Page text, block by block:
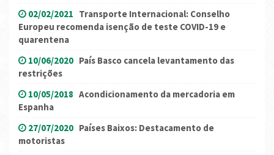
02/02/2021 Transporte Internacional: Conselho
Europeu recomenda isenção de teste COVID-19 e
quarentena
10/06/2020 País Basco cancela levantamento das
restrições
10/05/2018 Acondicionamento da mercadoria em
Espanha
27/07/2020 Países Baixos: Destacamento de
motoristas